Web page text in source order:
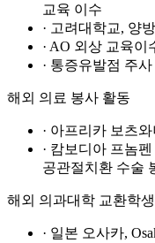
교육 이수
· 고려대학교, 양
· AO 외상 교육이
· 통증유발점 주
해외 의료 봉사 활동
· 아프리카 보츠
· 캄보디아 프놈펜
공관절치환 수술
해외 의과대학 교환학
· 일본 오사카,